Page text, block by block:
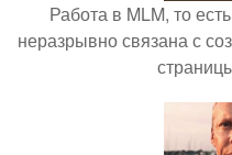
Работа в MLM, то
неразрывно связана с